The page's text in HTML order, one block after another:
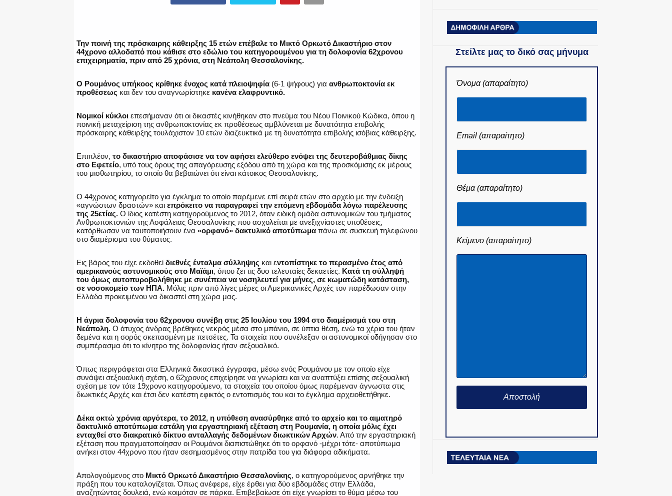
Την ποινή της πρόσκαιρης κάθειρξης 15 ετών επέβαλε το Μικτό Ορκωτό Δικαστήριο στον
44χρονο αλλοδαπό που κάθισε στο εδώλιο του κατηγορουμένου για τη δολοφονία 62χρονου
επιχειρηματία, πριν από 25 χρόνια, στη Νεάπολη Θεσσαλονίκης.
Ο Ρουμάνος υπήκοος κρίθηκε ένοχος κατά πλειοψηφία (6-1 ψήφους) για ανθρωποκτονία εκ
προθέσεως και δεν του αναγνωρίστηκε κανένα ελαφρυντικό.
Νομικοί κύκλοι επεσήμαναν ότι οι δικαστές κινήθηκαν στο πνεύμα του Νέου Ποινικού Κώδικα, όπου η
ποινική μεταχείριση της ανθρωποκτονίας εκ προθέσεως αμβλύνεται με δυνατότητα επιβολής
πρόσκαιρης κάθειρξης τουλάχιστον 10 ετών διαζευκτικά με τη δυνατότητα επιβολής ισόβιας κάθειρξης.
Επιπλέον, το δικαστήριο αποφάσισε να τον αφήσει ελεύθερο ενόψει της δευτεροβάθμιας δίκης
στο Εφετείο, υπό τους όρους της απαγόρευσης εξόδου από τη χώρα και της προσκόμισης εκ μέρους
του μισθωτηρίου, το οποίο θα βεβαιώνει ότι είναι κάτοικος Θεσσαλονίκης.
Ο 44χρονος κατηγορείτο για έγκλημα το οποίο παρέμενε επί σειρά ετών στο αρχείο με την ένδειξη
«αγνώστων δραστών» και επρόκειτο να παραγραφεί την επόμενη εβδομάδα λόγω παρέλευσης
της 25ετίας. Ο ίδιος κατέστη κατηγορούμενος το 2012, όταν ειδική ομάδα αστυνομικών του τμήματος
Ανθρωποκτονιών της Ασφάλειας Θεσσαλονίκης που ασχολείται με ανεξιχνίαστες υποθέσεις,
κατόρθωσαν να ταυτοποιήσουν ένα «ορφανό» δακτυλικό αποτύπωμα πάνω σε συσκευή τηλεφώνου
στο διαμέρισμα του θύματος.
Εις βάρος του είχε εκδοθεί διεθνές ένταλμα σύλληψης και εντοπίστηκε το περασμένο έτος από
αμερικανούς αστυνομικούς στο Μαϊάμι, όπου ζει τις δυο τελευταίες δεκαετίες. Κατά τη σύλληψή
του όμως αυτοπυροβολήθηκε με συνέπεια να νοσηλευτεί για μήνες, σε κωματώδη κατάσταση,
σε νοσοκομείο των ΗΠΑ. Μόλις πριν από λίγες μέρες οι Αμερικανικές Αρχές τον παρέδωσαν στην
Ελλάδα προκειμένου να δικαστεί στη χώρα μας.
Η άγρια δολοφονία του 62χρονου συνέβη στις 25 Ιουλίου του 1994 στο διαμέρισμά του στη
Νεάπολη. Ο άτυχος άνδρας βρέθηκες νεκρός μέσα στο μπάνιο, σε ύπτια θέση, ενώ τα χέρια του ήταν
δεμένα και η σορός σκεπασμένη με πετσέτες. Τα στοιχεία που συνέλεξαν οι αστυνομικοί οδήγησαν στο
συμπέρασμα ότι το κίνητρο της δολοφονίας ήταν σεξουαλικό.
Όπως περιγράφεται στα Ελληνικά δικαστικά έγγραφα, μέσω ενός Ρουμάνου με τον οποίο είχε
συνάψει σεξουαλική σχέση, ο 62χρονος επιχείρησε να γνωρίσει και να αναπτύξει επίσης σεξουαλική
σχέση με τον τότε 19χρονο κατηγορούμενο, τα στοιχεία του οποίου όμως παρέμεναν άγνωστα στις
διωκτικές Αρχές και έτσι δεν κατέστη εφικτός ο εντοπισμός του και το έγκλημα αρχειοθετήθηκε.
Δέκα οκτώ χρόνια αργότερα, το 2012, η υπόθεση ανασύρθηκε από το αρχείο και το αιματηρό
δακτυλικό αποτύπωμα εστάλη για εργαστηριακή εξέταση στη Ρουμανία, η οποία μόλις έχει
ενταχθεί στο διακρατικό δίκτυο ανταλλαγής δεδομένων διωκτικών Αρχών. Από την εργαστηριακή
εξέταση που πραγματοποίησαν οι Ρουμάνοι διαπιστώθηκε ότι το ορφανό -μέχρι τότε- αποτύπωμα
ανήκει στον 44χρονο που ήταν σεσημασμένος στην πατρίδα του για διάφορα αδικήματα.
Απολογούμενος στο Μικτό Ορκωτό Δικαστήριο Θεσσαλονίκης, ο κατηγορούμενος αρνήθηκε την
πράξη που του καταλογίζεται. Όπως ανέφερε, είχε έρθει για δύο εβδομάδες στην Ελλάδα,
αναζητώντας δουλειά, ενώ κοιμόταν σε πάρκα. Επιβεβαίωσε ότι είχε γνωρίσει το θύμα μέσω του
Στείλτε μας το δικό σας μήνυμα
Όνομα (απαραίτητο)
Email (απαραίτητο)
Θέμα (απαραίτητο)
Κείμενο (απαραίτητο)